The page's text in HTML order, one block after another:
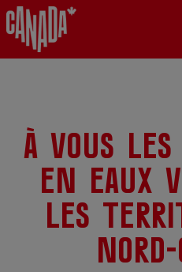
À vous
en eaux
les